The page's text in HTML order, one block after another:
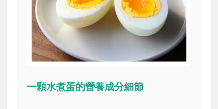
一顆水煮蛋的營養成分細節